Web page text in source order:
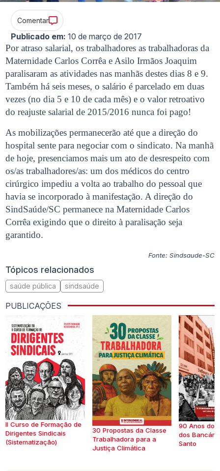
Comentar
Publicado em: 10 de março de 2017
Por atraso salarial, os trabalhadores as trabalhadoras da
Maternidade Carlos Corrêa e Asilo Irmãos Joaquim
paralisaram as atividades nas manhãs destes dias 8 e 9.
Também há seis meses, o salário é parcelado em duas
vezes (no dia 5 e 10 de cada mês) e o valor retroativo
do reajuste salarial de 2015/2016 nunca foi pago!
As mobilizações permanecerão até que a direção do
hospital sente para negociar com o sindicato. Na manhã
de hoje, presenciamos mais um ato de desrespeito com
os/as trabalhadores/as: um dos médicos do centro
cirúrgico impediu a volta ao trabalho do pessoal que
havia se incorporado à manifestação. A direção do
SindSaúde/SC permanece na Maternidade Carlos
Corrêa exigindo que o direito à paralisação seja
garantido.
Fonte: Sindsaude-SC
Tópicos relacionados
saúde pública sindsaúde
PUBLICAÇÕES
II Curso de Formação de
Dirigentes Sindicais
(Sistematização)
30 Propostas da Classe
Trabalhadora para a
Justiça Climática
90 Anos do
dos
Santo